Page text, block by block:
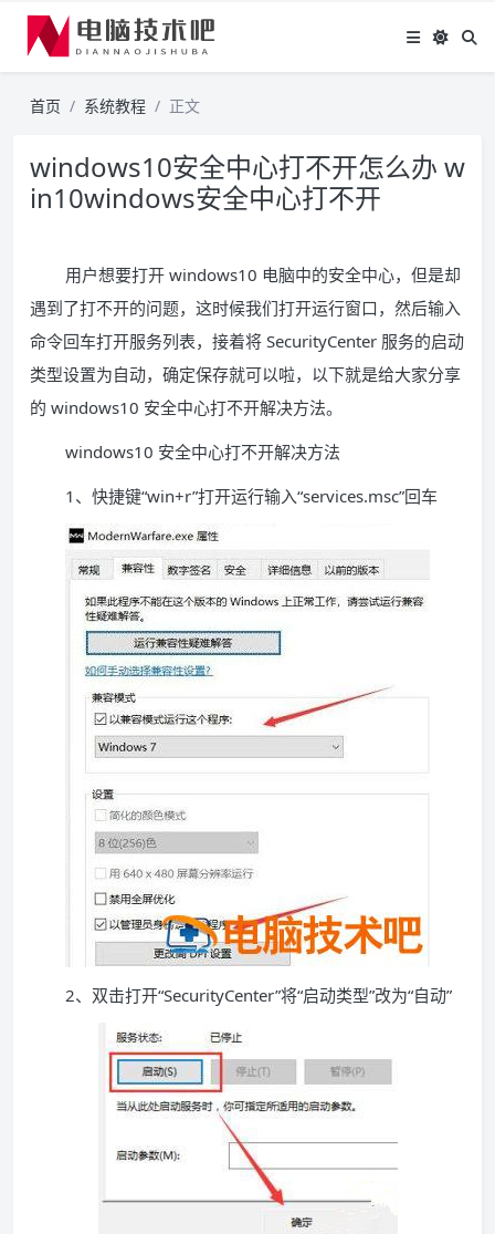
首页 系统教程 正文
windows10安全中心打不开怎么办 w
in10windows安全中心打不开
用户想要打开 windows10 电脑中的安全中心，但是却
遇到了打不开的问题，这时候我们打开运行窗口，然后输入
命令回车打开服务列表，接着将 SecurityCenter 服务的启动
类型设置为自动，确定保存就可以啦，以下就是给大家分享
的 windows10 安全中心打不开解决方法。
windows10 安全中心打不开解决方法
1、快捷键“win+r”打开运行输入“services.msc”回车
2、双击打开“SecurityCenter”将“启动类型”改为“自动”